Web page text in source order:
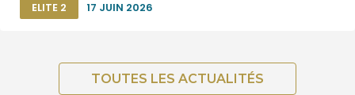
ELITE 2 17 JUIN 2026
TOUTES LES ACTUALITÉS